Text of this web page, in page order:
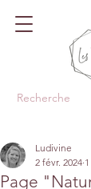
Page
Ludivine
2 févr. 2024